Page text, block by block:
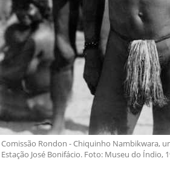
Comissão Rondon - Chiquinho Nambikwara,
Estação José Bonifácio. Foto: Museu do Índio,